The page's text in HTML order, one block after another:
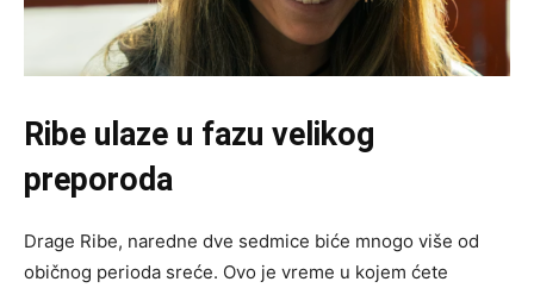
Ribe ulaze u fazu velikog
preporoda
Drage Ribe, naredne dve sedmice biće mnogo više od
običnog perioda sreće. Ovo je vreme u kojem ćete